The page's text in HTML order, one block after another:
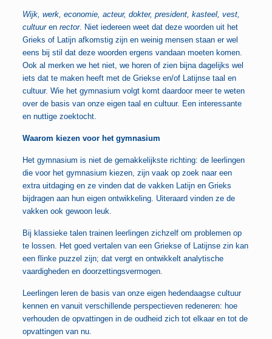
Wijk, werk, economie, acteur, dokter, president, kasteel, vest,
cultuur enrector. Niet iedereen weet dat deze woorden uit het
Grieks of Latijn afkomstig zijn en weinig mensen staan er wel
eens bij stil dat deze woorden ergens vandaan moeten komen.
Ook al merken we het niet, we horen of zien bijna dagelijks wel
iets dat te maken heeft met de Griekse en/of Latijnse taal en
cultuur. Wie het gymnasium volgt komt daardoor meer te weten
over de basis van onze eigen taal en cultuur. Een interessante
en nuttige zoektocht.
Waarom kiezen voor het gymnasium
Het gymnasium is niet de gemakkelijkste richting: de leerlingen
die voor het gymnasium kiezen, zijn vaak op zoek naar een
extra uitdaging en ze vinden dat de vakken Latijn en Grieks
bijdragen aan hun eigen ontwikkeling. Uiteraard vinden ze de
vakken ook gewoon leuk.
Bij klassieke talen trainen leerlingen zichzelf om problemen op
te lossen. Het goed vertalen van een Griekse of Latijnse zin kan
een flinke puzzel zijn; dat vergt en ontwikkelt analytische
vaardigheden en doorzettingsvermogen.
Leerlingen leren de basis van onze eigen hedendaagse cultuur
kennen en vanuit verschillende perspectieven redeneren: hoe
verhouden de opvattingen in de oudheid zich tot elkaar en tot de
opvattingen van nu.